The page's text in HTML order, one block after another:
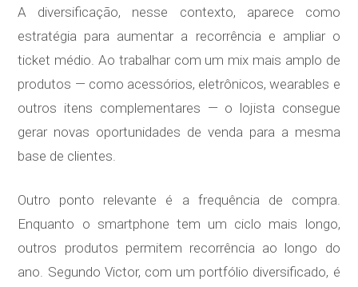
A diversificação, nesse contexto, aparece como
estratégia para aumentar a recorrência e ampliar o
ticket médio. Ao trabalhar com um mix mais amplo de
produtos — como acessórios, eletrônicos, wearables e
outros itens complementares — o lojista consegue
gerar novas oportunidades de venda para a mesma
base de clientes.
Outro ponto relevante é a frequência de compra.
Enquanto o smartphone tem um ciclo mais longo,
outros produtos permitem recorrência ao longo do
ano. Segundo Victor, com um portfólio diversificado, é